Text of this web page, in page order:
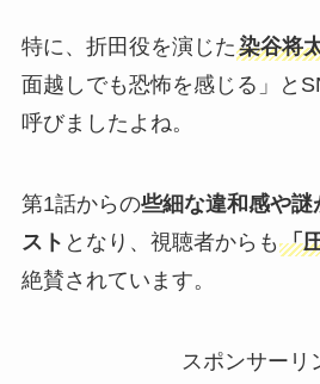
特に、折田役を演じた染谷将
面越しでも恐怖を感じる」と
呼びましたよね。
第1話からの些細な違和感や謎
スト となり、視聴者からも 「
絶賛されています。
スポンサーリ